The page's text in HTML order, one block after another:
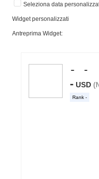
Seleziona data
Widget personalizzati
Antreprima Widget: